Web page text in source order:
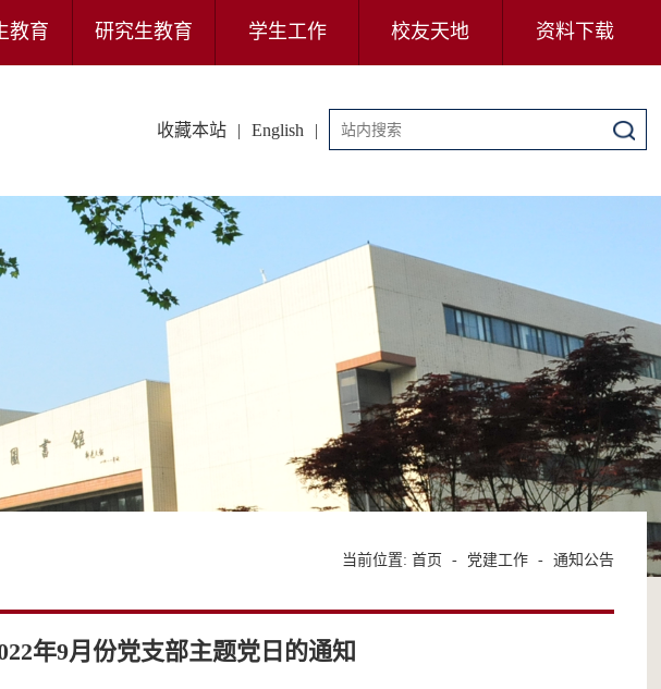
教育 研究生教育 学生工作 校友天地 资料下载
收藏本站 | English |
当前位置: 首页 - 党建工作 - 通知公告
年9月份党支部主题党日的通知